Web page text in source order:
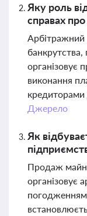
Яку роль
справах
організовує
виконання
кредиторами
Джерело
Як
Продаж майна
організовує
погодженням